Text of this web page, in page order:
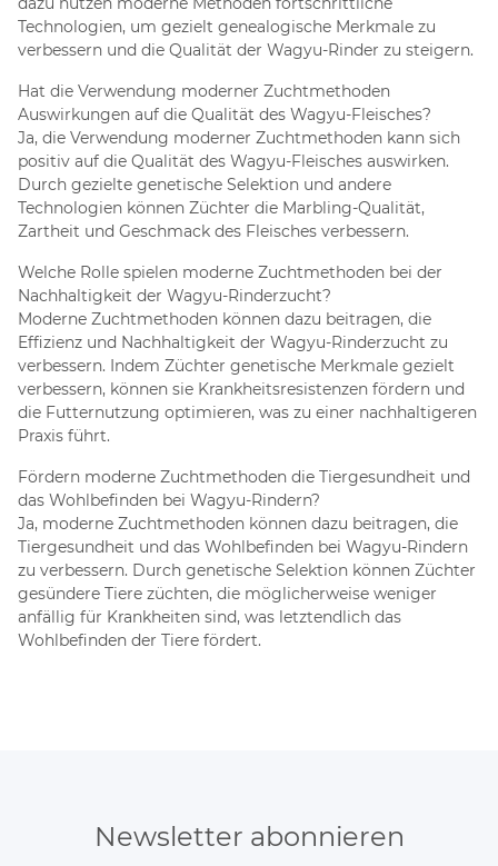
Technologien, um gezielt genealogische Merkmale zu
verbessern und die Qualität der Wagyu-Rinder zu steigern.
Hat die Verwendung moderner Zuchtmethoden
Auswirkungen auf die Qualität des Wagyu-Fleisches?
Ja, die Verwendung moderner Zuchtmethoden kann sich
positiv auf die Qualität des Wagyu-Fleisches auswirken.
Durch gezielte genetische Selektion und andere
Technologien können Züchter die Marbling-Qualität,
Zartheit und Geschmack des Fleisches verbessern.
Welche Rolle spielen moderne Zuchtmethoden bei der
Nachhaltigkeit der Wagyu-Rinderzucht?
Moderne Zuchtmethoden können dazu beitragen, die
Effizienz und Nachhaltigkeit der Wagyu-Rinderzucht zu
verbessern. Indem Züchter genetische Merkmale gezielt
verbessern, können sie Krankheitsresistenzen fördern und
die Futternutzung optimieren, was zu einer nachhaltigeren
Praxis führt.
Fördern moderne Zuchtmethoden die Tiergesundheit und
das Wohlbefinden bei Wagyu-Rindern?
Ja, moderne Zuchtmethoden können dazu beitragen, die
Tiergesundheit und das Wohlbefinden bei Wagyu-Rindern
zu verbessern. Durch genetische Selektion können Züchter
gesündere Tiere züchten, die möglicherweise weniger
anfällig für Krankheiten sind, was letztendlich das
Wohlbefinden der Tiere fördert.
Newsletter abonnieren